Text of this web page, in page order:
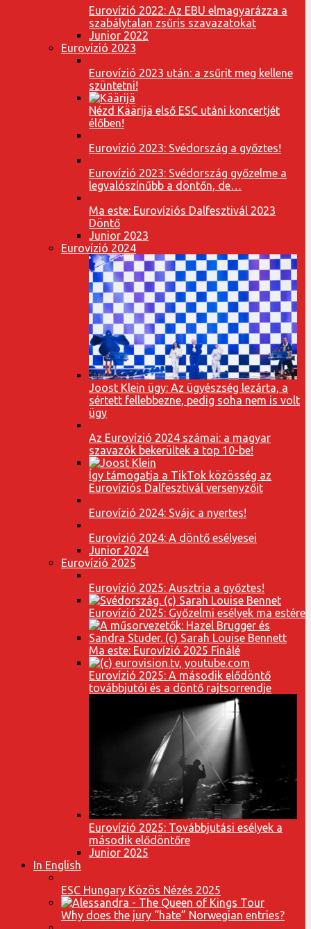
Eurovízió 2022: Az EBU elmagyarázza a
szabálytalan zsűris szavazatokat
Junior 2022
Eurovízió 2023
Eurovízió 2023 után: a zsűrit meg kellene
szüntetni!
Nézd Käärijä első ESC utáni koncertjét
élőben!
Eurovízió 2023: Svédország a győztes!
Eurovízió 2023: Svédország győzelme a
legvalószínűbb a döntőn, de…
Ma este: Eurovíziós Dalfesztivál 2023
Döntő
Junior 2023
Eurovízió 2024
Joost Klein ügy: Az ügyészség lezárta, a
sértett fellebbezne, pedig soha nem is volt
ügy
Az Eurovízió 2024 számai: a magyar
szavazók bekerültek a top 10-be!
Így támogatja a TikTok közösség az
Eurovíziós Dalfesztivál versenyzőit
Eurovízió 2024: Svájc a nyertes!
Eurovízió 2024: A döntő esélyesei
Junior 2024
Eurovízió 2025
Eurovízió 2025: Ausztria a győztes!
Eurovízió 2025: Győzelmi esélyek ma estére
Ma este: Eurovízió 2025 Finálé
Eurovízió 2025: A második elődöntő
továbbjutói és a döntő rajtsorrendje
Eurovízió 2025: Továbbjutási esélyek a
második elődöntőre
Junior 2025
In English
ESC Hungary Közös Nézés 2025
Why does the jury “hate” Norwegian entries?